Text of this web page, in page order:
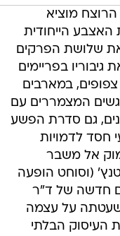
מוציא
הייחודית
את שלושת הפרקים
בפריימים
במארבים
המצמררים עם
גם סדרת הפשע
חסד לדמויות
אל משבר
(וסוחט הופעה
חדשה של ד"ר
על עצמה
העיסוק הבלתי